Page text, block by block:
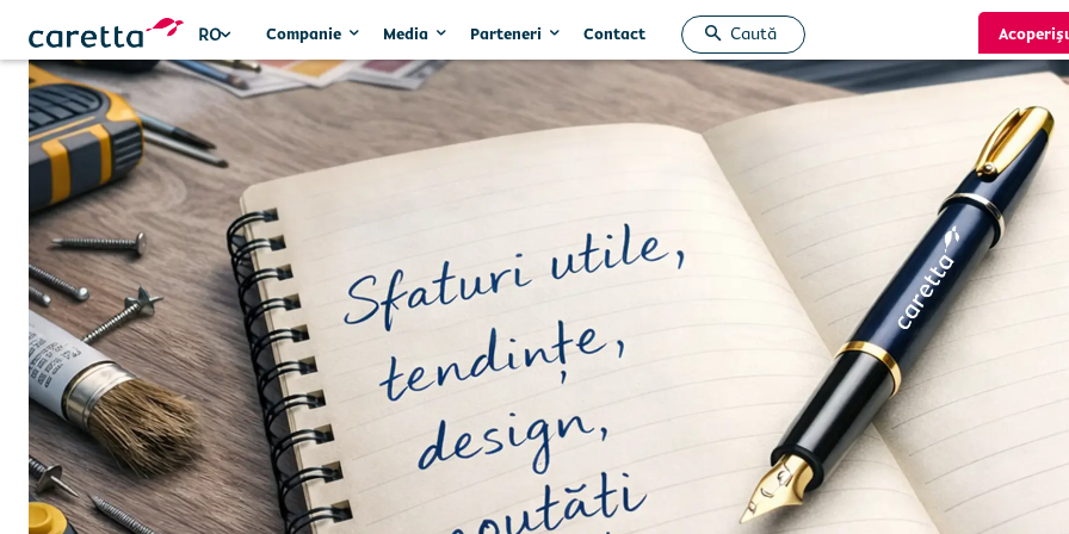
RO Companie Media Parteneri Contact Caută